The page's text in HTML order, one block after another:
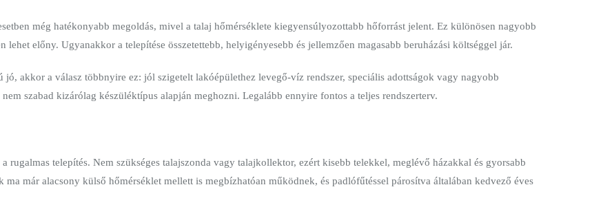
még hatékonyabb megoldás, mivel a talaj hőmérséklete kiegyensúlyozottabb hőforrást jelent. Ez különösen nagyobb
előny. Ugyanakkor a telepítése összetettebb, helyigényesebb és jellemzően magasabb beruházási költséggel jár.
akkor a válasz többnyire ez: jól szigetelt lakóépülethez levegő-víz rendszer, speciális adottságok vagy nagyobb
szabad kizárólag készüléktípus alapján meghozni. Legalább ennyire fontos a teljes rendszerterv.
rugalmas telepítés. Nem szükséges talajszonda vagy talajkollektor, ezért kisebb telekkel, meglévő házakkal és gyorsabb
már alacsony külső hőmérséklet mellett is megbízhatóan működnek, és padlófűtéssel párosítva általában kedvező éves